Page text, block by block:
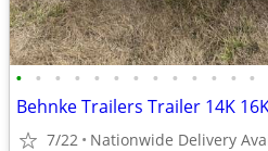
• • • • • • • • • • • • •
Behnke Trailers Trailer 14K
7/22 Nationwide Delivery